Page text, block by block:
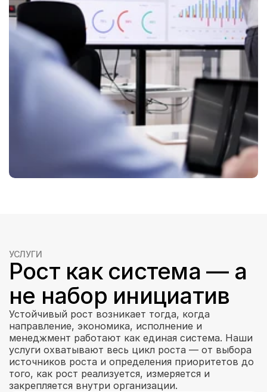
УСЛУГИ
Рост как система — а
не набор инициатив
Устойчивый рост возникает тогда, когда
направление, экономика, исполнение и
менеджмент работают как единая система. Наши
услуги охватывают весь цикл роста — от выбора
источников роста и определения приоритетов до
того, как рост реализуется, измеряется и
закрепляется внутри организации.